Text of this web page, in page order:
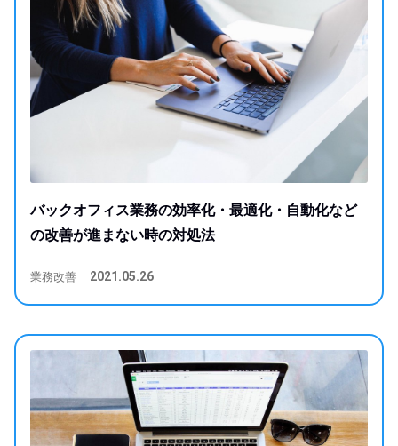
バックオフィス業務の効率化・最適化・自動化など
の改善が進まない時の対処法
業務改善 2021.05.26